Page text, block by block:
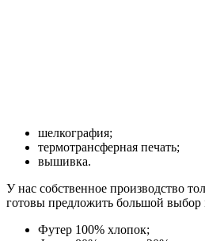
шелкография;
термотрансферная печать;
вышивка.
У нас собственное производство
готовы предложить большой выбор
Футер 100% хлопок;